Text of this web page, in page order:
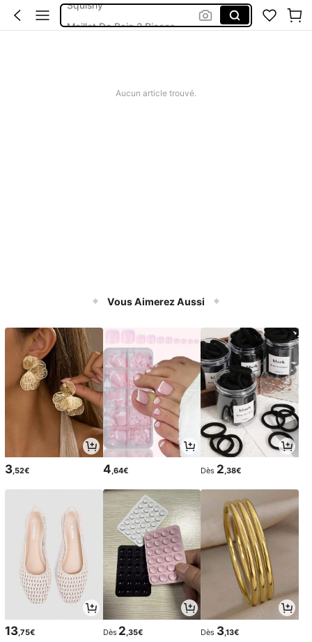
Maillot De Bain 2 Pieces
Aucun article trouvé.
Vous Aimerez Aussi
3 ,52€ 4 ,64€ Dès 2 ,38€
13,75€ Dès 2,35€ Dès 3,13€